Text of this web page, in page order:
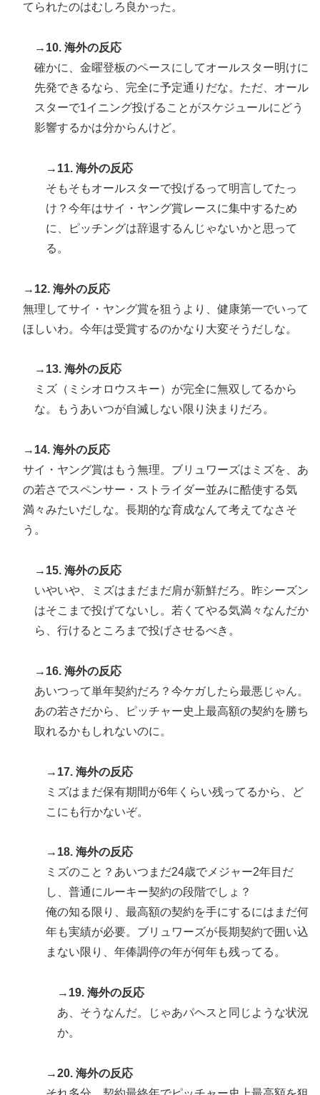
てられたのはむしろ良かった。
→10. 海外の反応
確かに、金曜登板のペースにしてオールスター明けに
先発できるなら、完全に予定通りだな。ただ、オール
スターで1イニング投げることがスケジュールにどう
影響するかは分からんけど。
→11. 海外の反応
そもそもオールスターで投げるって明言してたっ
け？今年はサイ・ヤング賞レースに集中するため
に、ピッチングは辞退するんじゃないかと思って
る。
→12. 海外の反応
無理してサイ・ヤング賞を狙うより、健康第一でいって
ほしいわ。今年は受賞するのかなり大変そうだしな。
→13. 海外の反応
ミズ（ミシオロウスキー）が完全に無双してるから
な。もうあいつが自滅しない限り決まりだろ。
→14. 海外の反応
サイ・ヤング賞はもう無理。ブリュワーズはミズを、あ
の若さでスペンサー・ストライダー並みに酷使する気
満々みたいだしな。長期的な育成なんて考えてなさそ
う。
→15. 海外の反応
いやいや、ミズはまだまだ肩が新鮮だろ。昨シーズン
はそこまで投げてないし。若くてやる気満々なんだか
ら、行けるところまで投げさせるべき。
→16. 海外の反応
あいつって単年契約だろ？今ケガしたら最悪じゃん。
あの若さだから、ピッチャー史上最高額の契約を勝ち
取れるかもしれないのに。
→17. 海外の反応
ミズはまだ保有期間が6年くらい残ってるから、ど
こにも行かないぞ。
→18. 海外の反応
ミズのこと？あいつまだ24歳でメジャー2年目だ
し、普通にルーキー契約の段階でしょ？
俺の知る限り、最高額の契約を手にするにはまだ何
年も実績が必要。ブリュワーズが長期契約で囲い込
まない限り、年俸調停の年が何年も残ってる。
→19. 海外の反応
あ、そうなんだ。じゃあパヘスと同じような状況
か。
→20. 海外の反応